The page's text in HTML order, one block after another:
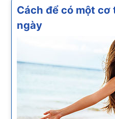
Cách để có một
ngày